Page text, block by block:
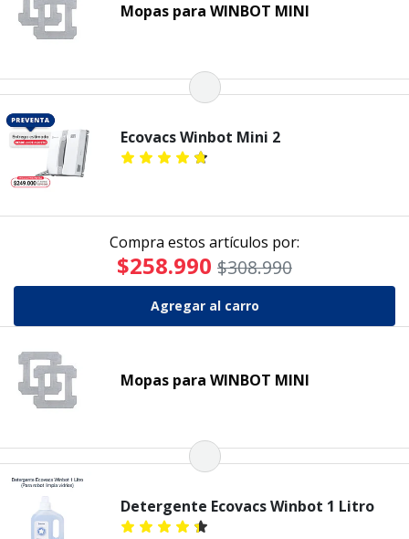
Mopas para WINBOT MINI
Ecovacs Winbot Mini 2
Compra estos artículos por:
$258.990 $308.990
Mopas para WINBOT MINI
Detergente Ecovacs Winbot 1 Litro